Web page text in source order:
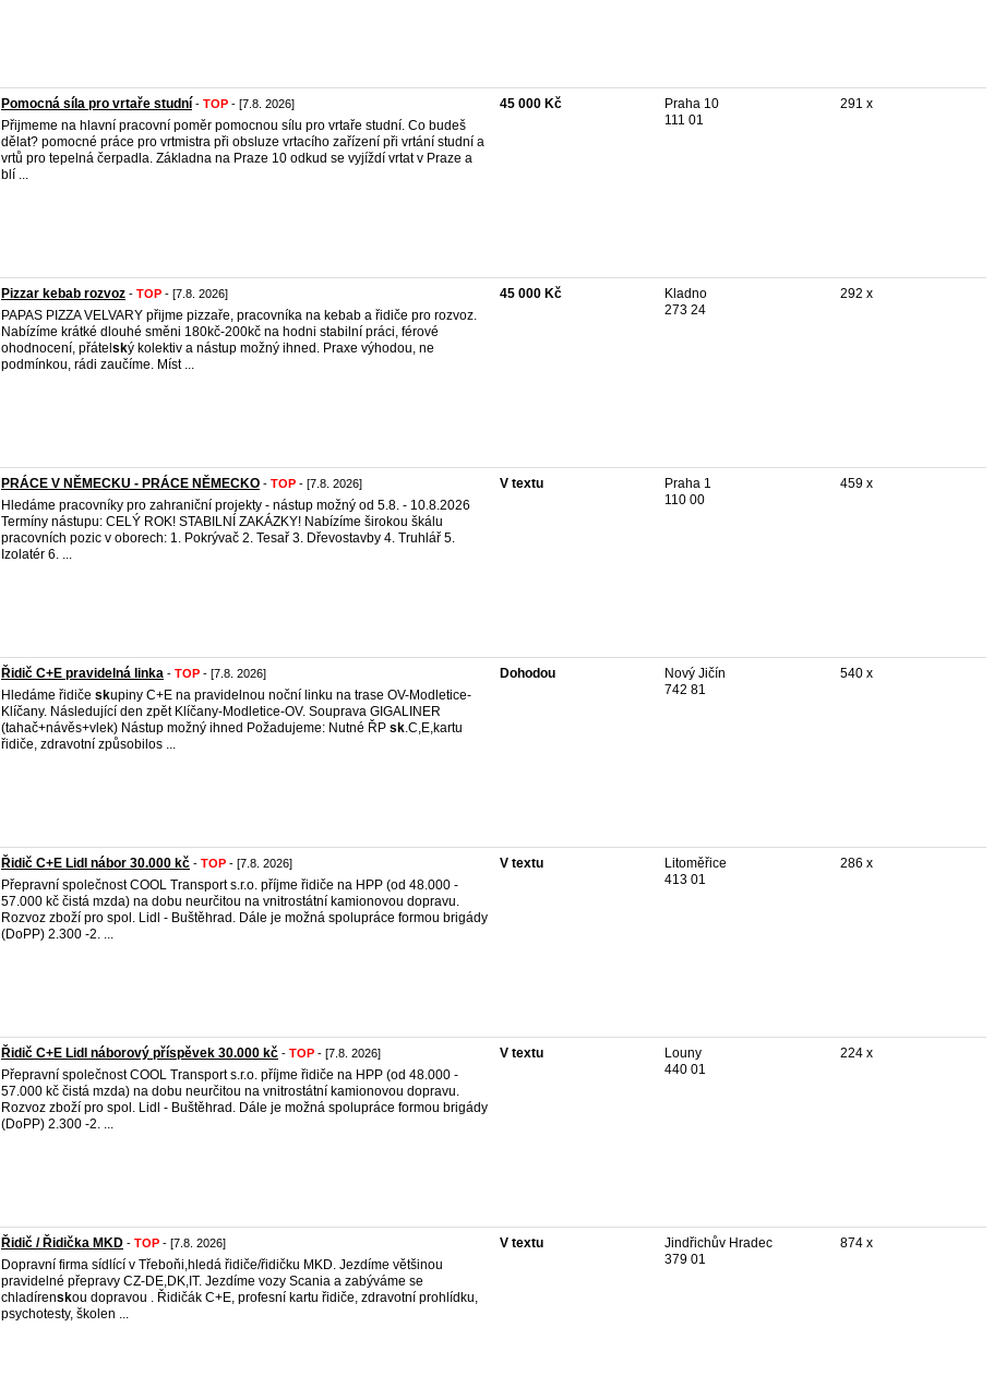
Pomocná síla pro vrtaře studní - TOP - [7.8. 2026]
Přijmeme na hlavní pracovní poměr pomocnou sílu pro vrtaře studní. Co budeš
dělat? pomocné práce pro vrtmistra při obsluze vrtacího zařízení při vrtání studní a
vrtů pro tepelná čerpadla. Základna na Praze 10 odkud se vyjíždí vrtat v Praze a
blí ...
45 000 Kč
Praha 10
111 01
291 x
Pizzar kebab rozvoz - TOP - [7.8. 2026]
PAPAS PIZZA VELVARY přijme pizzaře, pracovníka na kebab a řidiče pro rozvoz.
Nabízíme krátké dlouhé směni 180kč-200kč na hodni stabilní práci, férové
ohodnocení, přátel ský kolektiv a nástup možný ihned. Praxe výhodou, ne
podmínkou, rádi zaučíme. Míst ...
45 000 Kč
Kladno
273 24
292 x
PRÁCE V NĚMECKU - PRÁCE NĚMECKO - TOP - [7.8. 2026]
Hledáme pracovníky pro zahraniční projekty - nástup možný od 5.8. - 10.8.2026
Termíny nástupu: CELÝ ROK! STABILNÍ ZAKÁZKY! Nabízíme širokou škálu
pracovních pozic v oborech: 1. Pokrývač 2. Tesař 3. Dřevostavby 4. Truhlář 5.
Izolatér 6. ...
V textu
Praha 1
110 00
459 x
Řidič C+E pravidelná linka - TOP - [7.8. 2026]
Hledáme řidiče skupiny C+E na pravidelnou noční linku na trase OV-Modletice-
Klíčany. Následující den zpět Klíčany-Modletice-OV. Souprava GIGALINER
(tahač+návěs+vlek) Nástup možný ihned Požadujeme: Nutné ŘP sk.C,E,kartu
řidiče, zdravotní způsobilos ...
Dohodou
Nový Jičín
742 81
540 x
Řidič C+E Lidl nábor 30.000 kč - TOP - [7.8. 2026]
Přepravní společnost COOL Transport s.r.o. příjme řidiče na HPP (od 48.000 -
57.000 kč čistá mzda) na dobu neurčitou na vnitrostátní kamionovou dopravu.
Rozvoz zboží pro spol. Lidl - Buštěhrad. Dále je možná spolupráce formou brigády
(DoPP) 2.300 -2. ...
V textu
Litoměřice
413 01
286 x
Řidič C+E Lidl náborový příspěvek 30.000 kč - TOP - [7.8. 2026]
Přepravní společnost COOL Transport s.r.o. příjme řidiče na HPP (od 48.000 -
57.000 kč čistá mzda) na dobu neurčitou na vnitrostátní kamionovou dopravu.
Rozvoz zboží pro spol. Lidl - Buštěhrad. Dále je možná spolupráce formou brigády
(DoPP) 2.300 -2. ...
V textu
Louny
440 01
224 x
Řidič / Řidička MKD - TOP - [7.8. 2026]
Dopravní firma sídlící v Třeboňi,hledá řidiče/řidičku MKD. Jezdíme většinou
pravidelné přepravy CZ-DE,DK,IT. Jezdíme vozy Scania a zabýváme se
chladírenskou dopravou . Řidičák C+E, profesní kartu řidiče, zdravotní prohlídku,
psychotesty, školen ...
V textu
Jindřichův Hradec
379 01
874 x